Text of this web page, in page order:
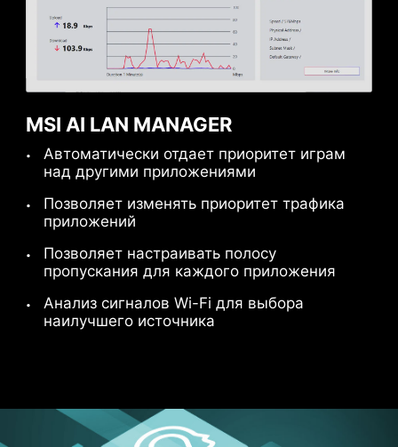
MSI AI LAN MANAGER
Автоматически отдает приоритет играм
над другими приложениями
Позволяет изменять приоритет трафика
приложений
Позволяет настраивать полосу
пропускания для каждого приложения
Анализ сигналов Wi-Fi для выбора
наилучшего источника